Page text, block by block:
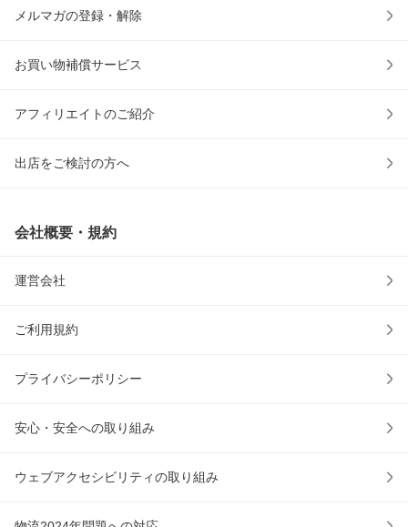
メルマガの登録・解除
お買い物補償サービス
アフィリエイトのご紹介
出店をご検討の方へ
会社概要・規約
運営会社
ご利用規約
プライバシーポリシー
安心・安全への取り組み
ウェブアクセシビリティの取り組み